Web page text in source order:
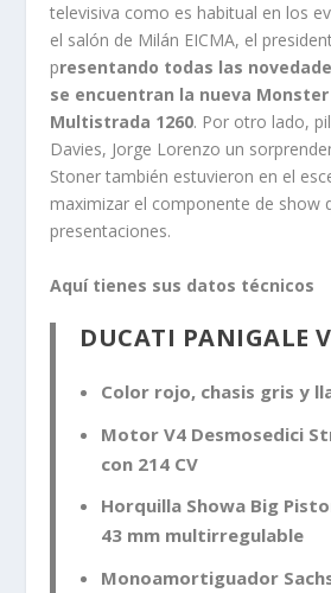
televisiva como es habitual en los
el salón de Milán EICMA, el
presentando todas las
se encuentran la nueva Monster
Multistrada 1260. Por otro lado,
Davies, Jorge Lorenzo un
Stoner también estuvieron en el
maximizar el componente de show
presentaciones.
Aquí tienes sus datos técnicos
DUCATI PANIGALE
Color rojo, chasis gris y
Motor V4 Desmosedici
con 214 CV
Horquilla Showa Big
43 mm multirregulable
Monoamortiguador